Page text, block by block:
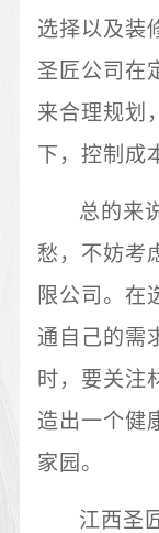
选择以及装
圣匠公司在
来合理规划
下，控制成
总的来
愁，不妨考
限公司。在
通自己的需
时，要关注
造出一个健
家园。
江西圣